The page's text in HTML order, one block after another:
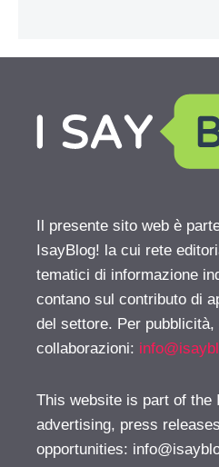
Il presente sito web è
IsayBlog! la cui rete
tematici di informazione
contano sul contributo di
del settore. Per
collaborazioni:
This website is part of the
advertising, press
opportunities: